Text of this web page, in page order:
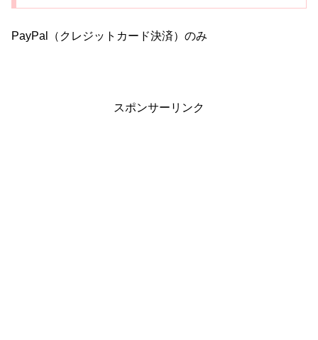
PayPal（クレジットカード決済）のみ
スポンサーリンク